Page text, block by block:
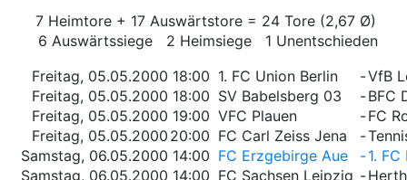
7 Heimtore + 17 Auswärtstore = 24 Tore (2,67 Ø)
6 Auswärtssiege 2 Heimsiege 1 Unentschieden
Freitag, 05.05.2000 18:00 1. FC Union Berlin -VfB
Freitag, 05.05.2000 18:00 SV Babelsberg 03 -BFC
Freitag, 05.05.2000 19:00 VFC Plauen -FC
Freitag, 05.05.2000 20:00 FC Carl Zeiss Jena -
Samstag, 06.05.2000 14:00 FC Erzgebirge Aue -1.
Samstag, 06.05.2000 14:00 FC Sachsen Leipzig -